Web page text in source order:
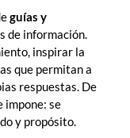
guías y
de información.
inspirar la
que permitan a
respuestas. De
impone: se
y propósito.